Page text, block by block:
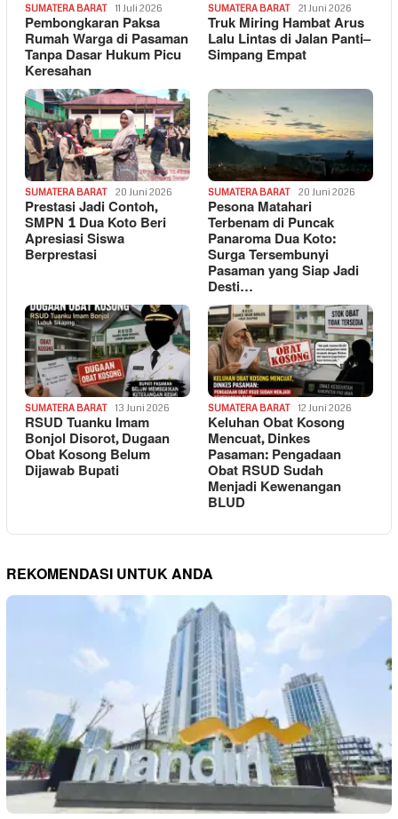
SUMATERA BARAT 11 Juli 2026
Pembongkaran Paksa
Rumah Warga di Pasaman
Tanpa Dasar Hukum Picu
Keresahan
SUMATERA BARAT 21 Juni 2026
Truk Miring Hambat Arus
Lalu Lintas di Jalan Panti–
Simpang Empat
SUMATERA BARAT 20 Juni 2026
Prestasi Jadi Contoh,
SMPN 1 Dua Koto Beri
Apresiasi Siswa
Berprestasi
SUMATERA BARAT 20 Juni 2026
Pesona Matahari
Terbenam di Puncak
Panaroma Dua Koto:
Surga Tersembunyi
Pasaman yang Siap Jadi
Desti…
SUMATERA BARAT 13 Juni 2026
RSUD Tuanku Imam
Bonjol Disorot, Dugaan
Obat Kosong Belum
Dijawab Bupati
SUMATERA BARAT 12 Juni 2026
Keluhan Obat Kosong
Mencuat, Dinkes
Pasaman: Pengadaan
Obat RSUD Sudah
Menjadi Kewenangan
BLUD
REKOMENDASI UNTUK ANDA